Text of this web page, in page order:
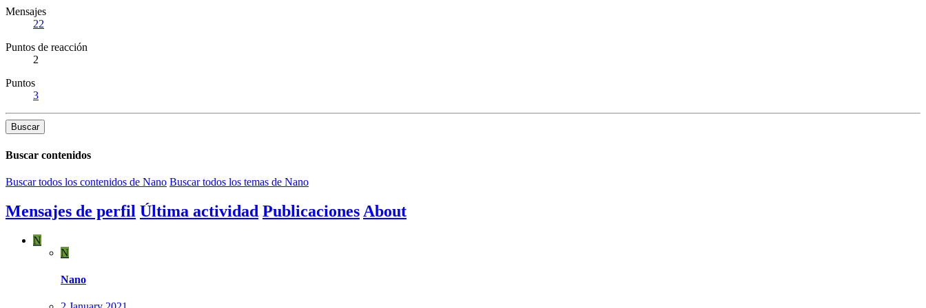
Mensajes
22
Puntos de reacción
2
Puntos
3
Buscar
Buscar contenidos
Buscar todos los contenidos de Nano Buscar todos los temas de Nano
Mensajes de perfil Última actividad Publicaciones About
N
N
Nano